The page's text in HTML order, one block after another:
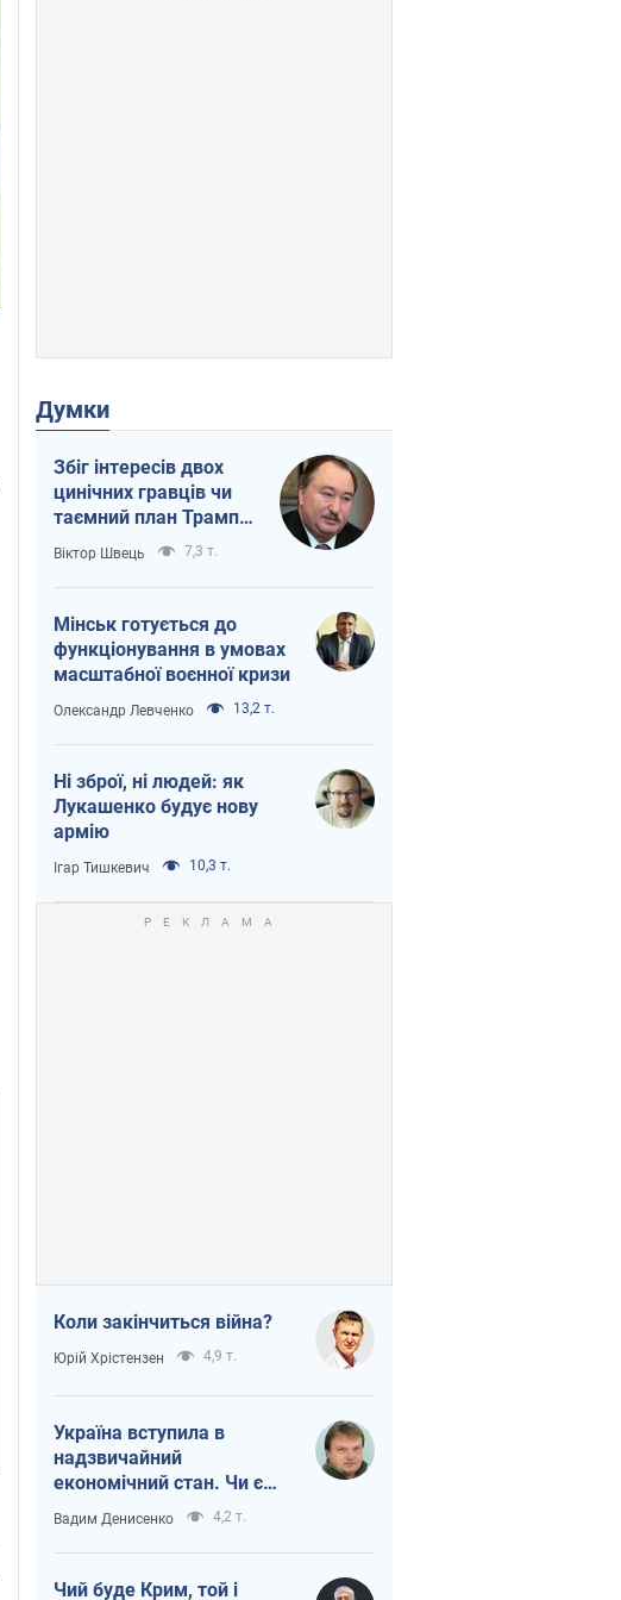
Думки
Збіг інтересів двох
цинічних гравців чи
таємний план Трампа
і Путіна?
Віктор Швець 7,3 т.
Мінськ готується до
функціонування в умовах
масштабної воєнної кризи
Олександр Левченко 13,2 т.
Ні зброї, ні людей: як
Лукашенко будує нову
армію
Ігар Тишкевич 10,3 т.
Коли закінчиться війна?
Юрій Хрістензен 4,9 т.
Україна вступила в
надзвичайний
економічний стан. Чи є
світло вкінці тунелю?
Вадим Денисенко 4,2 т.
Чий буде Крим, той і